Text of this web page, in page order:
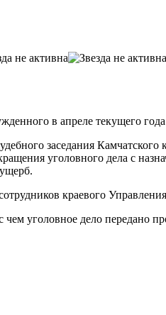
в апреле текущего
заседания
уголовного дела с
краевого
чем уголовное дело